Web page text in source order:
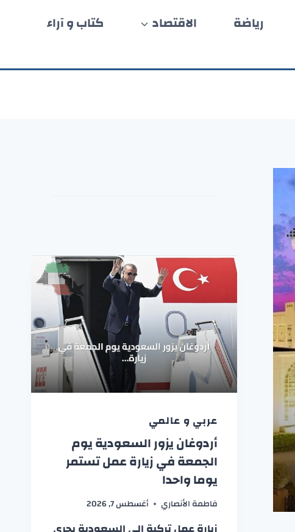
رياضة الاقتصاد
كتاب و آراء
عربي و عالمي
أردوغان يزور السعودية يوم
الجمعة في زيارة عمل تستمر
يوما واحدا
فاطمة الأنصاري أغسطس 7, 2026